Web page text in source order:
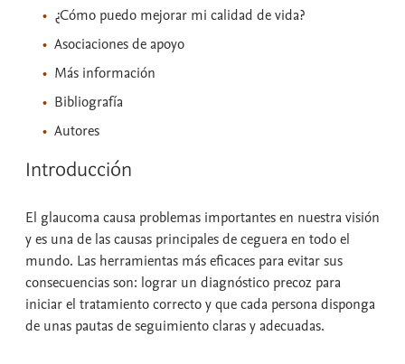
¿Cómo puedo mejorar mi calidad de vida?
Asociaciones de apoyo
Más información
Bibliografía
Autores
Introducción
El glaucoma causa problemas importantes en nuestra visión
y es una de las causas principales de ceguera en todo el
mundo. Las herramientas más eficaces para evitar sus
consecuencias son: lograr un diagnóstico precoz para
iniciar el tratamiento correcto y que cada persona disponga
de unas pautas de seguimiento claras y adecuadas.